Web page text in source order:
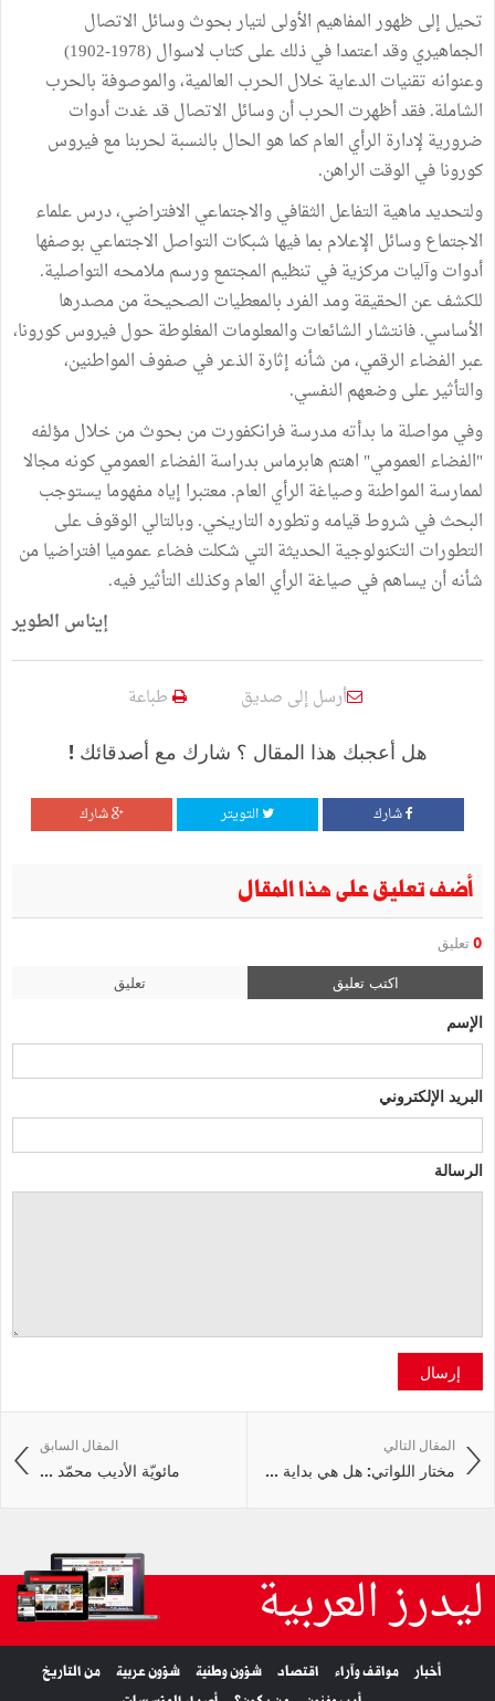
تحيل إلى ظهور المفاهيم الأولى لتيار بحوث وسائل الاتصال
الجماهيري وقد اعتمدا في ذلك على كتاب لاسوال (1978-1902)
وعنوانه تقنيات الدعاية خلال الحرب العالمية، والموصوفة بالحرب
الشاملة. فقد أظهرت الحرب أن وسائل الاتصال قد غدت أدوات
ضرورية لإدارة الرأي العام كما هو الحال بالنسبة لحربنا مع فيروس
كورونا في الوقت الراهن.
ولتحديد ماهية التفاعل الثقافي والاجتماعي الافتراضي، درس علماء
الاجتماع وسائل الإعلام بما فيها شبكات التواصل الاجتماعي بوصفها
أدوات وآليات مركزية في تنظيم المجتمع ورسم ملامحه التواصلية.
للكشف عن الحقيقة ومد الفرد بالمعطيات الصحيحة من مصدرها
الأساسي. فانتشار الشائعات والمعلومات المغلوطة حول فيروس كورونا،
عبر الفضاء الرقمي، من شأنه إثارة الذعر في صفوف المواطنين،
والتأثير على وضعهم النفسي.
وفي مواصلة ما بدأته مدرسة فرانكفورت من بحوث من خلال مؤلفه
"الفضاء العمومي" اهتم هابرماس بدراسة الفضاء العمومي كونه مجالا
لممارسة المواطنة وصياغة الرأي العام. معتبرا إياه مفهوما يستوجب
البحث في شروط قيامه وتطوره التاريخي. وبالتالي الوقوف على
التطورات التكنولوجية الحديثة التي شكلت فضاء عموميا افتراضيا من
شأنه أن يساهم في صياغة الرأي العام وكذلك التأثير فيه.
إيناس الطوير
أرسل إلى صديق طباعة
هل أعجبك هذا المقال ؟ شارك مع أصدقائك !
شارك التويتر شارك
أضف تعليق على هذا المقال
0 تعليق
اكتب تعليق تعليق
الإسم
البريد الإلكتروني
الرسالة
إرسال
المقال السابق
مائويّة الأديب محمّد ...
المقال التالي
مختار اللواتي: هل هي بداية ...
ليدرز العربية
أخبار مواقف وآراء اقتصاد شؤون وطنية شؤون عربية
من التاريخ